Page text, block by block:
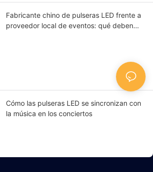
Fabricante chino de pulseras LED frente a
proveedor local de eventos: qué deben
Cómo las pulseras LED se sincronizan con
la música en los conciertos